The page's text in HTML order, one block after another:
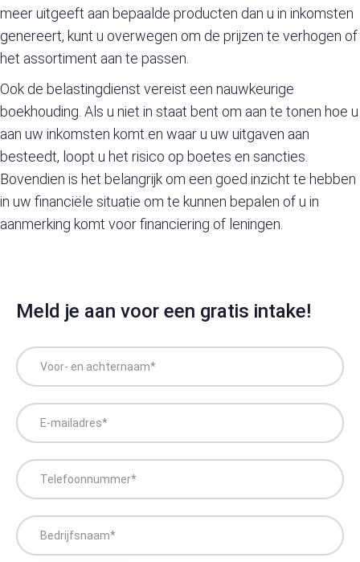
meer uitgeeft aan bepaalde producten dan u in inkomsten
genereert, kunt u overwegen om de prijzen te verhogen of
het assortiment aan te passen.
Ook de belastingdienst vereist een nauwkeurige
boekhouding. Als u niet in staat bent om aan te tonen hoe u
aan uw inkomsten komt en waar u uw uitgaven aan
besteedt, loopt u het risico op boetes en sancties.
Bovendien is het belangrijk om een goed inzicht te hebben
in uw financiële situatie om te kunnen bepalen of u in
aanmerking komt voor financiering of leningen.
Meld je aan voor een gratis intake!